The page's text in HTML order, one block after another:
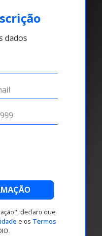
dados
declaro que
e os Termos